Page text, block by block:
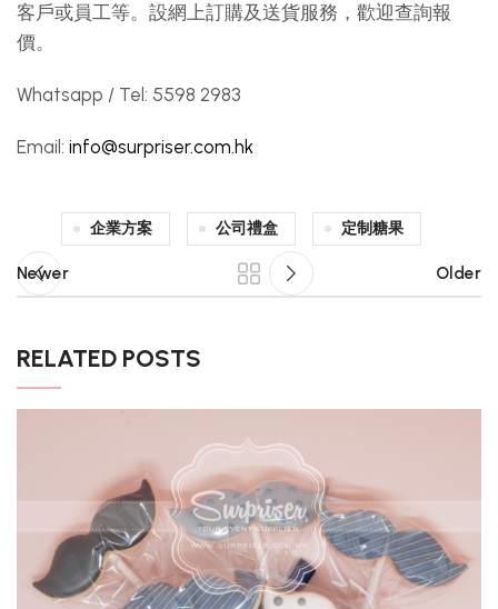
客戶或員工等。設網上訂購及送貨服務，歡迎查詢報
價。
Whatsapp / Tel: 5598 2983
Email: info@surpriser.com.hk
企業方案 公司禮盒 定制糖果
Newer Older
RELATED POSTS